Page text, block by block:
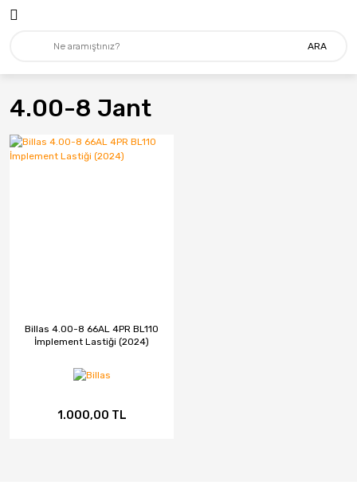
ARA
4.00-8 Jant
Billas 4.00-8 66AL 4PR BL110
İmplement Lastiği (2024)
1.000,00 TL